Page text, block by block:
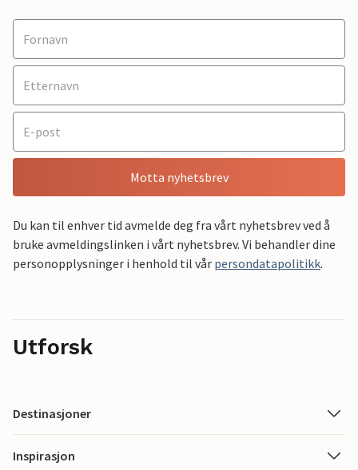
Motta nyhetsbrev
Du kan til enhver tid avmelde deg fra vårt nyhetsbrev ved å
bruke avmeldingslinken i vårt nyhetsbrev. Vi behandler dine
personopplysninger i henhold til vår persondatapolitikk.
Utforsk
Destinasjoner
Inspirasjon